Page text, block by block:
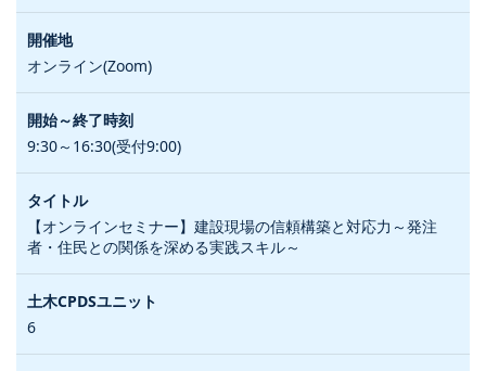
オンライン(Zoom)
9:30～16:30(受付9:00)
【オンラインセミナー】建設現場の信頼構築と対応力～発注
者・住民との関係を深める実践スキル～
6